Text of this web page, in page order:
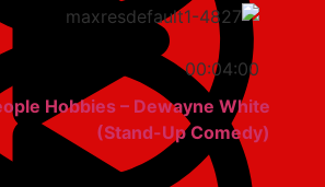
00:04:00
Old People Hobbies – Dewayne White
(Stand-Up Comedy)